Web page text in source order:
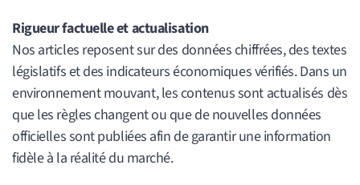
Rigueur factuelle et actualisation
Nos articles reposent sur des données chiffrées, des textes
législatifs et des indicateurs économiques vérifiés. Dans un
environnement mouvant, les contenus sont actualisés dès
que les règles changent ou que de nouvelles données
officielles sont publiées afin de garantir une information
fidèle à la réalité du marché.